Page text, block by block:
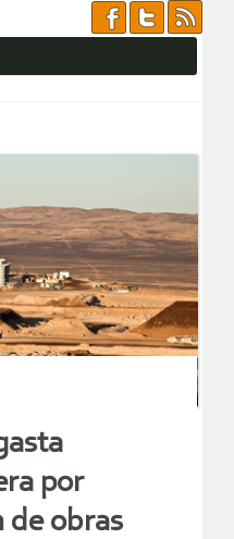
por
de obras